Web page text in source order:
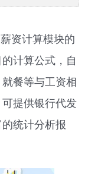
资计算模块的
计算公式，自
餐等与工资相
提供银行代发
统计分析报